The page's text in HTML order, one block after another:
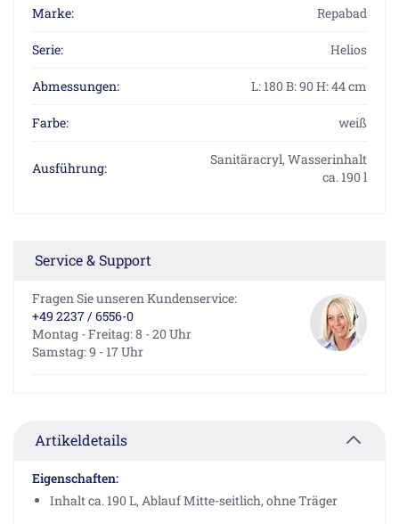
Marke: Repabad
Serie: Helios
Abmessungen: L: 180 B: 90 H: 44 cm
Farbe: weiß
Ausführung:
Sanitäracryl, Wasserinhalt
ca. 190 l
Service & Support
Fragen Sie unseren Kundenservice:
+49 2237 / 6556-0
Montag - Freitag: 8 - 20 Uhr
Samstag: 9 - 17 Uhr
Artikeldetails
Eigenschaften:
Inhalt ca. 190 L, Ablauf Mitte-seitlich, ohne Träger